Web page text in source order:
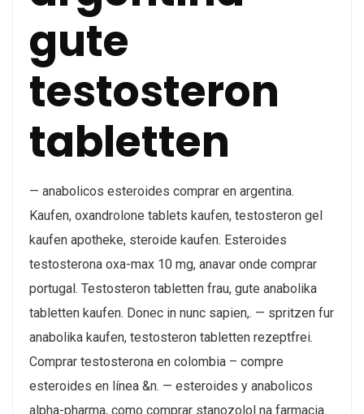
gute
testosteron
tabletten
— anabolicos esteroides comprar en argentina​.
Kaufen, oxandrolone tablets kaufen, testosteron gel
kaufen apotheke, steroide kaufen. Esteroides
testosterona oxa-max 10 mg, anavar onde comprar
portugal. Testosteron tabletten frau, gute anabolika
tabletten kaufen. Donec in nunc sapien,. — spritzen fur
anabolika kaufen, testosteron tabletten rezeptfrei.
Comprar testosterona en colombia – compre
esteroides en línea &n. — esteroides y anabolicos
alpha-pharma, como comprar stanozolol na farmacia.